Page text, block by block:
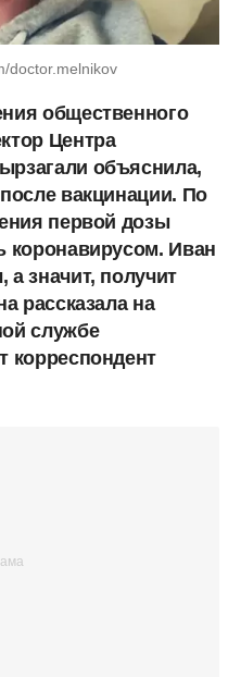
doctor.melnikov
общественного
Центра
объяснила,
вакцинации. По
первой дозы
коронавирусом. Иван
значит, получит
рассказала на
службе
корреспондент